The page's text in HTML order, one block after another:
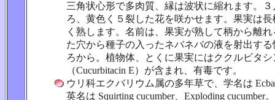
三角状心形で多肉質、縁は波状に縮れます。
ろ、黄色く５裂した花を咲かせます。果実は
く熟します。名前は、果実が熟して柄から離
た穴から種子の入ったネバネバの液を射出す
ろから。植物体、とくに果実にはククルビタシ
（Cucurbitacin E）が含まれ、有毒です。
ウリ科エクバリウム属の多年草で、学名は
英名は Squirting cucumber、Exploding cucumber